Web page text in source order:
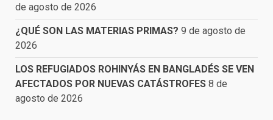
de agosto de 2026
¿QUÉ SON LAS MATERIAS PRIMAS? 9 de agosto de
2026
LOS REFUGIADOS ROHINYÁS EN BANGLADÉS SE VEN
AFECTADOS POR NUEVAS CATÁSTROFES 8 de
agosto de 2026